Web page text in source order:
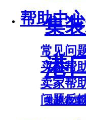
帮助中心
常见问
买家帮助
卖家帮
问题反
集
港
集装箱重